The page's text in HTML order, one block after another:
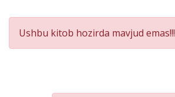
Product
Summery
Ushbu kitob hozirda mavjud emas!!!